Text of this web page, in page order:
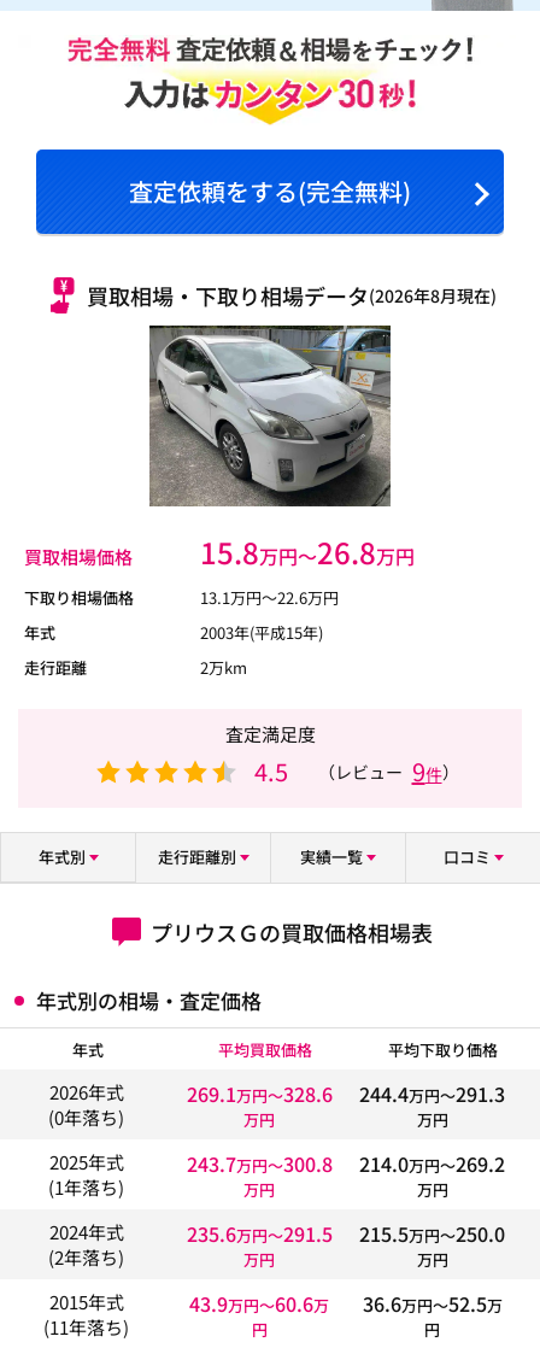
査定依頼をする(完全無料)
買取相場・下取り相場データ(2026年8月現在)
買取相場価格 15.8万円〜26.8万円
下取り相場価格 13.1万円〜22.6万円
年式
2003年(平成15年)
走行距離
2万km
査定満足度
4.5 （レビュー 9件）
年式別 走行距離別 実績一覧 口コミ
プリウスＧの買取価格相場表
年式別の相場・査定価格
年式 平均買取価格 平均下取り価格
2026年式
(0年落ち)
269.1万円〜328.6
万円
244.4万円〜291.3
万円
2025年式
(1年落ち)
243.7万円〜300.8
万円
214.0万円〜269.2
万円
2024年式
(2年落ち)
235.6万円〜291.5
万円
215.5万円〜250.0
万円
2015年式
(11年落ち)
43.9万円〜60.6万
円
36.6万円〜52.5万
円